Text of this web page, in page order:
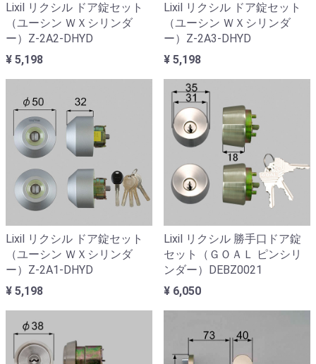
Lixil リクシル ドア錠セット
（ユーシン ＷＸシリンダ
ー）Z-2A2-DHYD
¥ 5,198
Lixil リクシル ドア錠セット
（ユーシン ＷＸシリンダ
ー）Z-2A3-DHYD
¥ 5,198
Lixil リクシル ドア錠セット
（ユーシン ＷＸシリンダ
ー）Z-2A1-DHYD
¥ 5,198
Lixil リクシル 勝手口ドア錠
セット（ＧＯＡＬ ピンシリ
ンダー）DEBZ0021
¥ 6,050